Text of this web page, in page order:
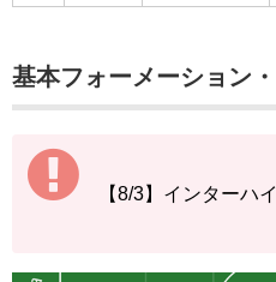
基本フォーメーション
【8/3】インターハ